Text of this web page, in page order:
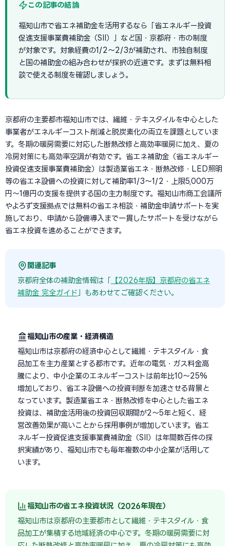
この記事の結論
福知山市で省エネ補助金を活用するなら「省エネルギー投資
促進支援事業費補助金（SII）」など国・京都府・市の制度
が対象です。対象経費の1/2〜2/3が補助され、市独自制度
と国の補助金の組み合わせが採択の近道です。まずは無料相
談で使える制度を確認しましょう。
京都府の主要都市福知山市では、繊維・テキスタイルを中心とした
事業者がエネルギーコスト削減と脱炭素化の両立を課題としていま
す。冬期の暖房需要に対応した断熱改修と高効率暖房に加え、夏の
冷房対策にも高効率空調が有効です。省エネ補助金（省エネルギー
投資促進支援事業費補助金）は製造業省エネ・断熱改修・LED照明
等の省エネ設備への投資に対して補助率1/3〜1/2・上限5,000万
円〜1億円の支援を提供する国の主力制度です。福知山市商工会議所
やよろず支援拠点では無料の省エネ相談・補助金申請サポートを実
施しており、申請から設備導入まで一貫したサポートを受けながら
省エネ投資を進めることができます。
関連記事
京都府全体の補助金情報は「
【2026年版】京都府の省エネ
補助金 完全ガイド 」もあわせてご確認ください。
福知山市の産業・経済構造
福知山市は京都府の経済中心として繊維・テキスタイル・食
品加工を主力産業とする都市です。近年の電気・ガス料金高
騰により、中小企業のエネルギーコストは前年比10〜25%
増加しており、省エネ設備への投資判断を加速させる背景と
なっています。製造業省エネ・断熱改修を中心とした省エネ
投資は、補助金活用後の投資回収期間が2〜5年と短く、経
営改善効果が高いことから採用事例が増加しています。省エ
ネルギー投資促進支援事業費補助金（SII）は年間数百件の採
択実績があり、福知山市でも毎年複数の中小企業が活用して
います。
福知山市の省エネ投資状況（2026年現在）
福知山市は京都府の主要都市として繊維・テキスタイル・食
品加工が集積する地域経済の中心です。冬期の暖房需要に対